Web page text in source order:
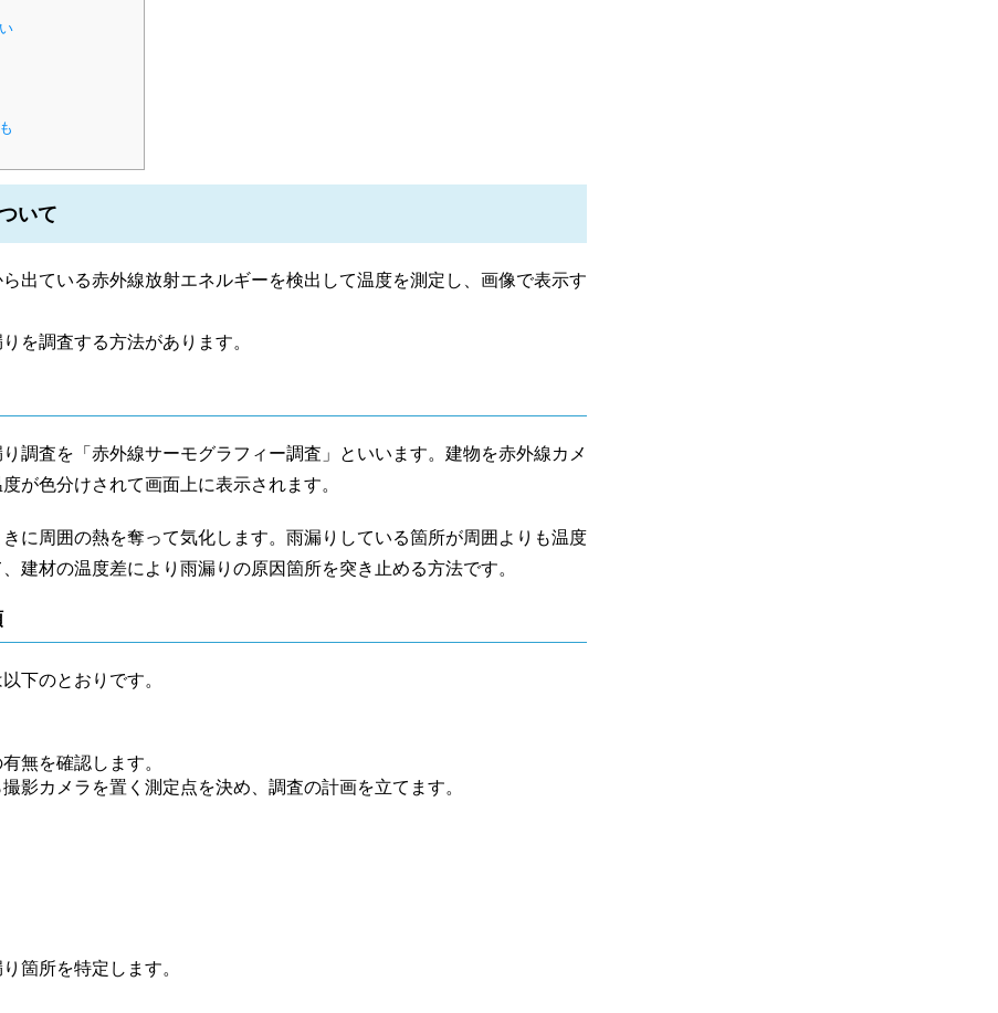
いて
出ている赤外線放射エネルギーを検出して温度を測定し、画像で表示す
を調査する方法があります。
調査を「赤外線サーモグラフィー調査」といいます。建物を赤外線カメ
が色分けされて画面上に表示されます。
に周囲の熱を奪って気化します。雨漏りしている箇所が周囲よりも温度
建材の温度差により雨漏りの原因箇所を突き止める方法です。
下のとおりです。
無を確認します。
影カメラを置く測定点を決め、調査の計画を立てます。
箇所を特定します。